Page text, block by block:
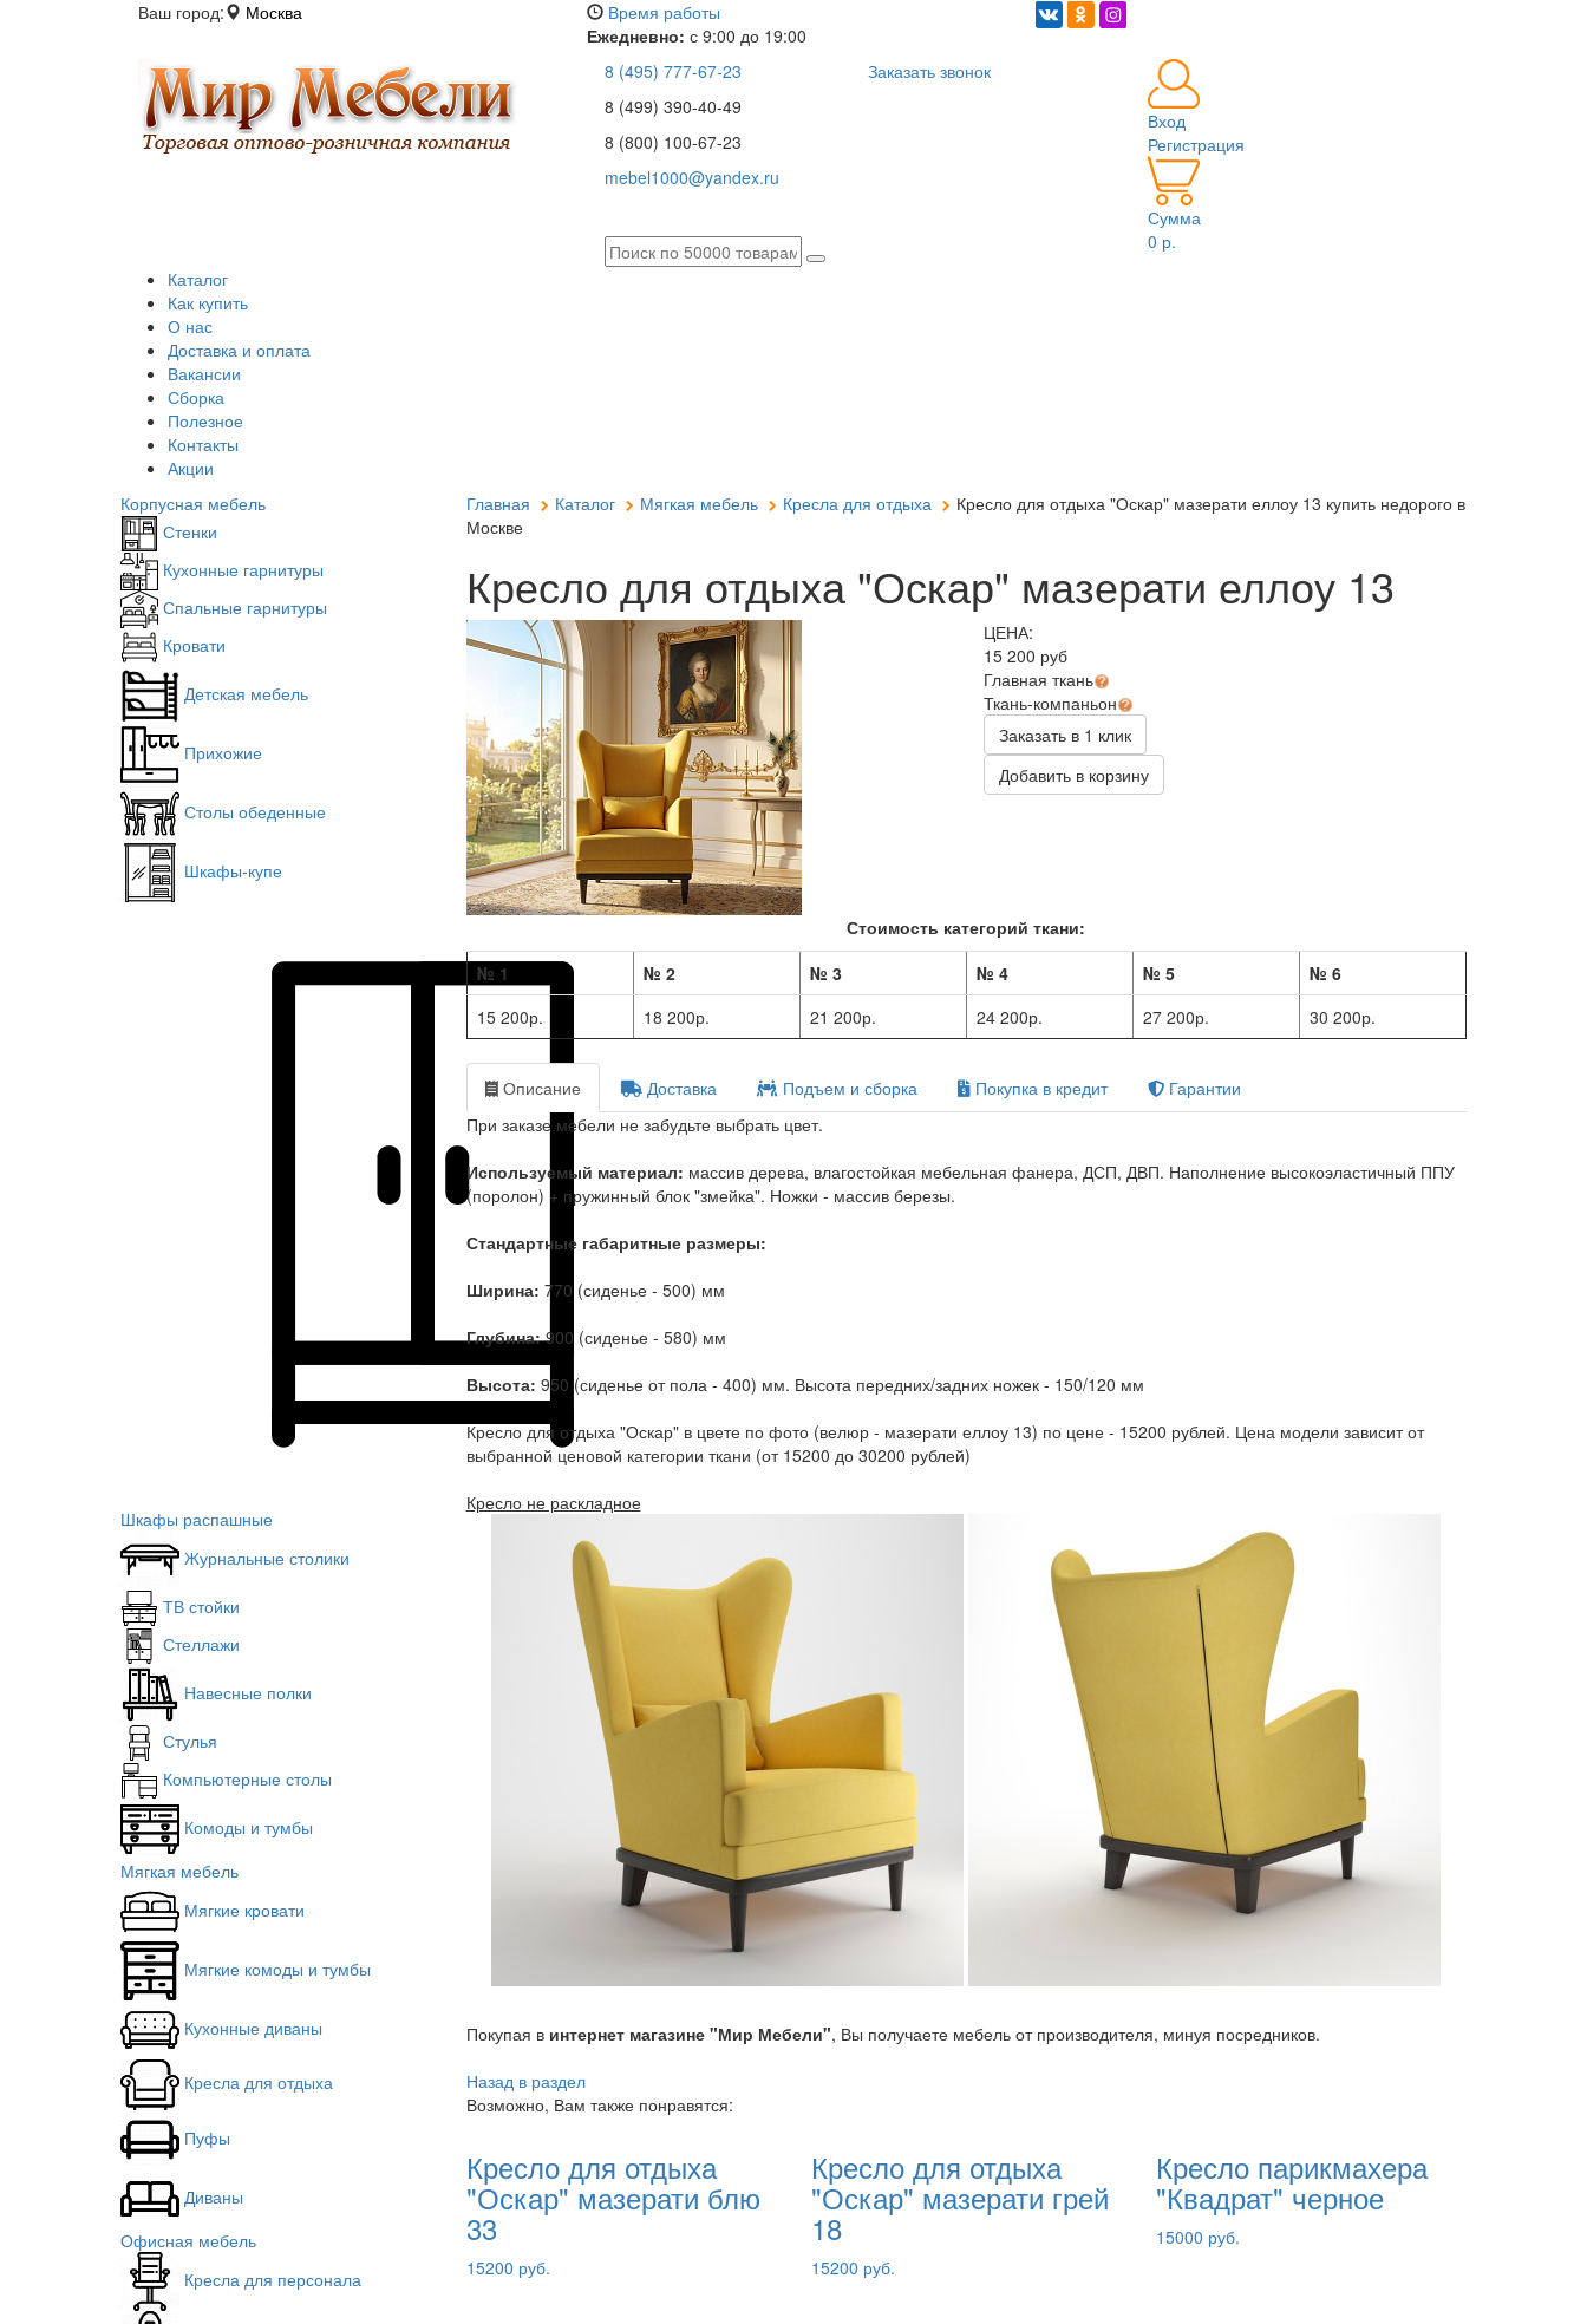
Ваш город: Москва
Время работы
Ежедневно: с 9:00 до 19:00
8 (495) 777-67-23
8 (499) 390-40-49
8 (800) 100-67-23
mebel1000@yandex.ru
Заказать звонок
Вход
Регистрация
Сумма
0 р.
Каталог
Как купить
О нас
Доставка и оплата
Вакансии
Сборка
Полезное
Контакты
Акции
Корпусная мебель
Стенки
Кухонные гарнитуры
Спальные гарнитуры
Кровати
Детская мебель
Прихожие
Столы обеденные
Шкафы-купе
Шкафы распашные
Журнальные столики
ТВ стойки
Стеллажи
Навесные полки
Стулья
Компьютерные столы
Комоды и тумбы
Мягкая мебель
Мягкие кровати
Мягкие комоды и тумбы
Кухонные диваны
Кресла для отдыха
Пуфы
Диваны
Офисная мебель
Кресла для персонала
Главная Каталог Мягкая мебель Кресла для отдыха
Кресло для отдыха "Оскар" мазерати еллоу 13 купить недорого в
Москве
Кресло для отдыха "Оскар" мазерати еллоу 13
ЦЕНА:
15 200 руб
Главная ткань
Ткань-компаньон
Заказать в 1 клик
Добавить в корзину
Стоимость категорий ткани:
№ 1
№ 2 № 3 № 4 № 5
№ 6
15 200р.
18 200р. 21 200р. 24 200р. 27 200р. 30 200р.
Описание Доставка Подъем и сборка Покупка в кредит
Гарантии
При заказе мебели не забудьте выбрать цвет.
Используемый материал: массив дерева, влагостойкая мебельная фанера, ДСП, ДВП. Наполнение высокоэластичный ППУ
(поролон) + пружинный блок "змейка". Ножки - массив березы.
Стандартные габаритные размеры:
Ширина: 770 (сиденье - 500) мм
Глубина:900 (сиденье - 580) мм
Высота: 950 (сиденье от пола - 400) мм. Высота передних/задних ножек - 150/120 мм
Кресло для отдыха "Оскар" в цвете по фото (велюр - мазерати еллоу 13) по цене - 15200 рублей. Цена модели зависит от
выбранной ценовой категории ткани (от 15200 до 30200 рублей)
Кресло не раскладное
Покупая в интернет магазине "Мир Мебели", Вы получаете мебель от производителя, минуя посредников.
Назад в раздел
Возможно, Вам также понравятся:
Кресло для отдыха
"Оскар" мазерати блю
33
15200 руб.
Кресло для отдыха
"Оскар" мазерати грей
18
15200 руб.
Кресло парикмахера
"Квадрат" черное
15000 руб.